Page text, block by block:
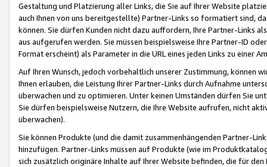
Gestaltung und Platzierung aller Links, die Sie auf Ihrer Website
auch Ihnen von uns bereitgestellte) Partner-Links so formatiert sind,
können. Sie dürfen Kunden nicht dazu auffordern, Ihre Partner-Links
aus aufgerufen werden. Sie müssen beispielsweise Ihre Partner-ID
Format erscheint) als Parameter in die URL eines jeden Links zu einer
Auf Ihren Wunsch, jedoch vorbehaltlich unserer Zustimmung, können
Ihnen erlauben, die Leistung Ihrer Partner-Links durch Aufnahme
überwachen und zu optimieren. Unter keinen Umständen dürfen Sie
Sie dürfen beispielsweise Nutzern, die Ihre Website aufrufen, nicht
überwachen).
Sie können Produkte (und die damit zusammenhängenden Partner-
hinzufügen. Partner-Links müssen auf Produkte (wie im
sich zusätzlich originäre Inhalte auf Ihrer Website befinden, die für